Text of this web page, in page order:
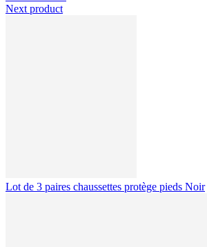
Next product
Lot de 3 paires chaussettes protège pieds Noir